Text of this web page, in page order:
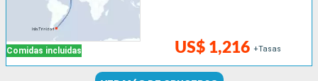
Comidas incluidas US$ 1,216 +Tasas